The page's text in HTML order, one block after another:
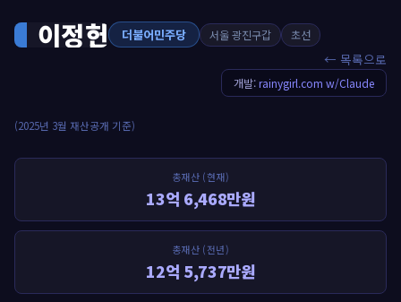
이정헌 더불어민주당 서울 광진구갑 초선
← 목록으로
개발:rainygirl.com w/Claude
(2025년 3월 재산공개 기준)
총재산 (현재)
13억 6,468만원
총재산 (전년)
12억 5,737만원